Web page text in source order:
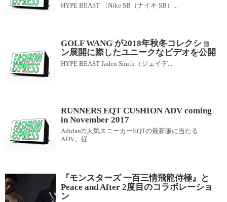
HYPE BEAST 〈Nike SB（ナイキ SB）...
GOLF WANG が2018年秋冬コレクショ
ン展開に際したユニークなビデオを公開
HYPE BEAST Jaden Smith（ジェイデ...
RUNNERS EQT CUSHION ADV coming
in November 2017
Adidasの人気スニーカーEQTの最新版に当たる
ADV。従...
『モンスターズ 一百三情飛龍侍極』と
Peace and After 2度目のコラボレーショ
ン